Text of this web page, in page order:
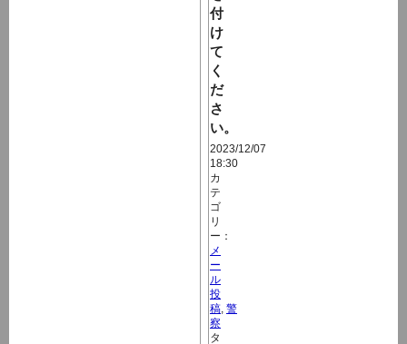
付
け
て
く
だ
さ
い。
2023/12/07
18:30
カ
テ
ゴ
リ
ー：
メ
ー
ル
投
稿 警
察
タ